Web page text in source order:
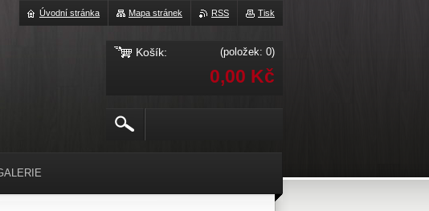
Tisk
RSS
Mapa stránek
Úvodní stránka
Košík: (položek: 0)
0,00 Kč